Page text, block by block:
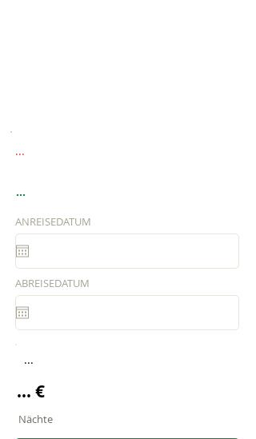
...
...
ANREISEDATUM
ABREISEDATUM
...
... €
Nächte